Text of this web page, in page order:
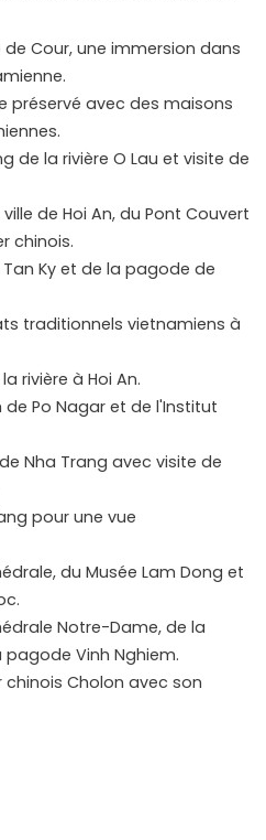
Cour, une immersion dans
préservé avec des maisons
de la rivière O Lau et visite de
de Hoi An, du Pont Couvert
chinois.
Ky et de la pagode de
traditionnels vietnamiens à
rivière à Hoi An.
Po Nagar et de l'Institut
Nha Trang avec visite de
pour une vue
du Musée Lam Dong et
Notre-Dame, de la
Vinh Nghiem.
Cholon avec son